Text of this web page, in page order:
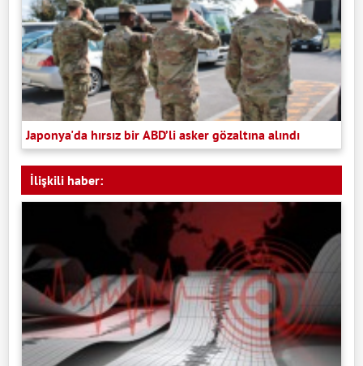
Japonya'da hırsız bir ABD’li asker gözaltına alındı
İlişkili haber: